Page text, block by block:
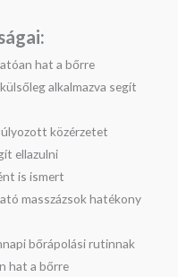
hat a bőrre
alkalmazva segít
közérzetet
ellazulni
is ismert
masszázsok hatékony
bőrápolási rutinnak
hat a bőrre